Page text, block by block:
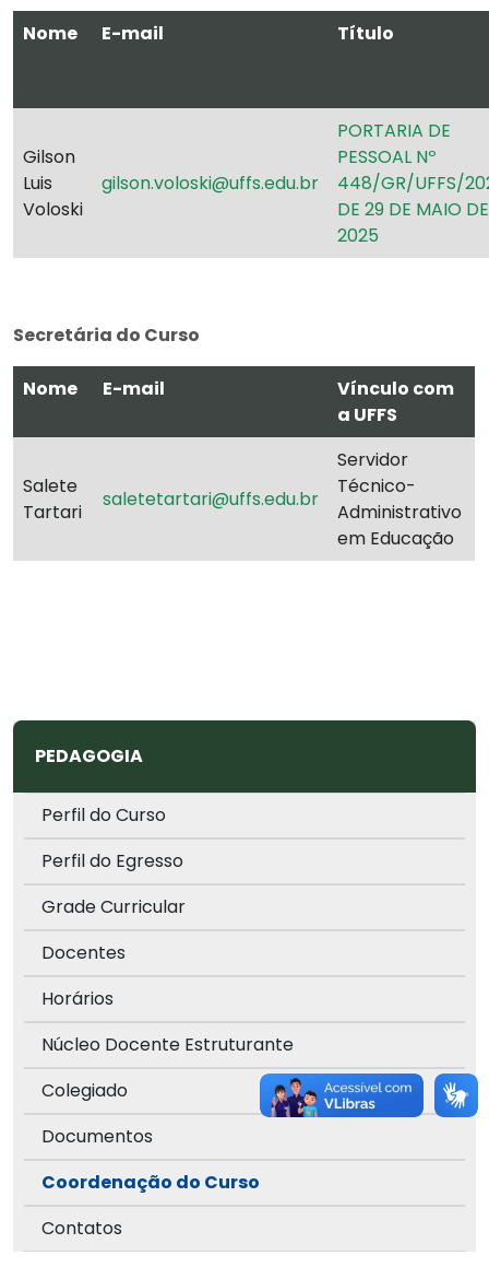
Nome E-mail Título
Gilson
Luis
Voloski
gilson.voloski@uffs.edu.br
PORTARIA DE
PESSOAL Nº
448/GR/UFFS/
DE 29 DE MAIO DE
2025
Secretária do Curso
Nome E-mail
Vínculo com
a UFFS
Salete
Tartari
saletetartari@uffs.edu.br
Servidor
Técnico-
Administrativo
em Educação
PEDAGOGIA
Perfil do Curso
Perfil do Egresso
Grade Curricular
Docentes
Horários
Núcleo Docente Estruturante
Colegiado
Documentos
Coordenação do Curso
Contatos